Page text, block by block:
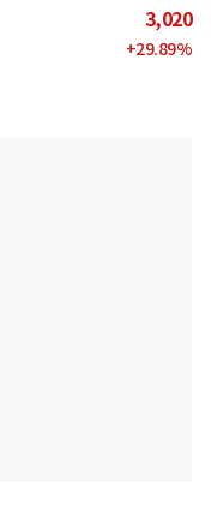
3,020
+29.89%